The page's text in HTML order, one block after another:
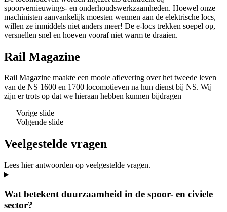
spoorvernieuwings- en onderhoudswerkzaamheden. Hoewel onze
machinisten aanvankelijk moesten wennen aan de elektrische locs,
willen ze inmiddels niet anders meer! De e-locs trekken soepel op,
versnellen snel en hoeven vooraf niet warm te draaien.
Rail Magazine
Rail Magazine maakte een mooie aflevering over het tweede leven
van de NS 1600 en 1700 locomotieven na hun dienst bij NS. Wij
zijn er trots op dat we hieraan hebben kunnen bijdragen
Vorige slide
Volgende slide
Veelgestelde vragen
Lees hier antwoorden op veelgestelde vragen.
Wat betekent duurzaamheid in de spoor- en civiele
sector?